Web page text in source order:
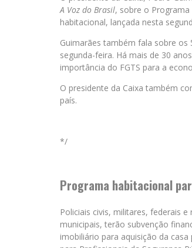
A Voz do Brasil, sobre o Programa
habitacional, lançada nesta
Guimarães também fala sobre os
segunda-feira. Há mais de 30
importância do FGTS para a
O presidente da Caixa também
país.
*/
Programa habitacional
Policiais civis, militares, federais
municipais, terão subvenção
imobiliário para aquisição da